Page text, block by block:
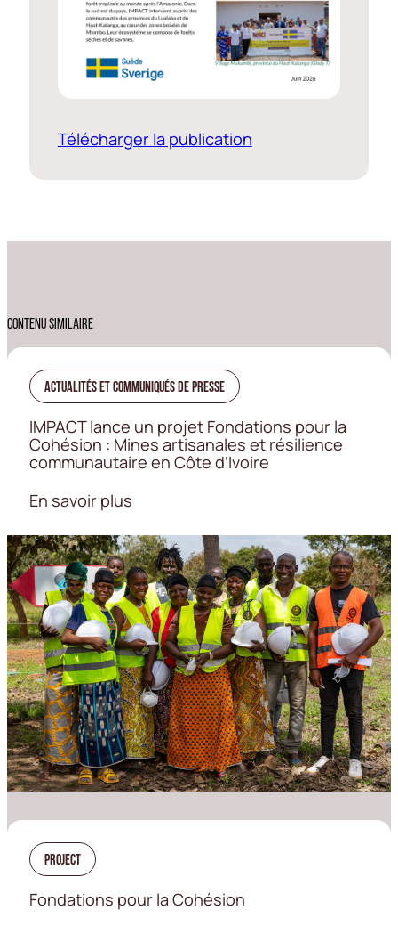
Télécharger la publication
CONTENU SIMILAIRE
Actualités Et Communiqués De Presse
IMPACT lance un projet Fondations pour la
Cohésion : Mines artisanales et résilience
communautaire en Côte d’Ivoire
En savoir plus
Project
Fondations pour la Cohésion